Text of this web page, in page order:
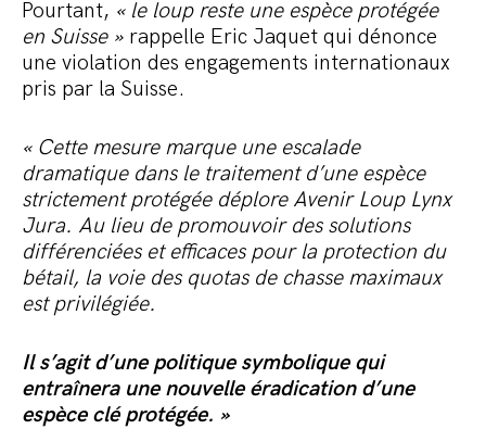
Pourtant, « le loup reste une espèce protégée
en Suisse »rappelle Eric Jaquet qui dénonce
une violation des engagements internationaux
pris par la Suisse.
« Cette mesure marque une escalade
dramatique dans le traitement d’une espèce
strictement protégée déplore Avenir Loup Lynx
Jura. Au lieu de promouvoir des solutions
différenciées et efficaces pour la protection du
bétail, la voie des quotas de chasse maximaux
est privilégiée.
Il s’agit d’une politique symbolique qui
entraînera une nouvelle éradication d’une
espèce clé protégée. »